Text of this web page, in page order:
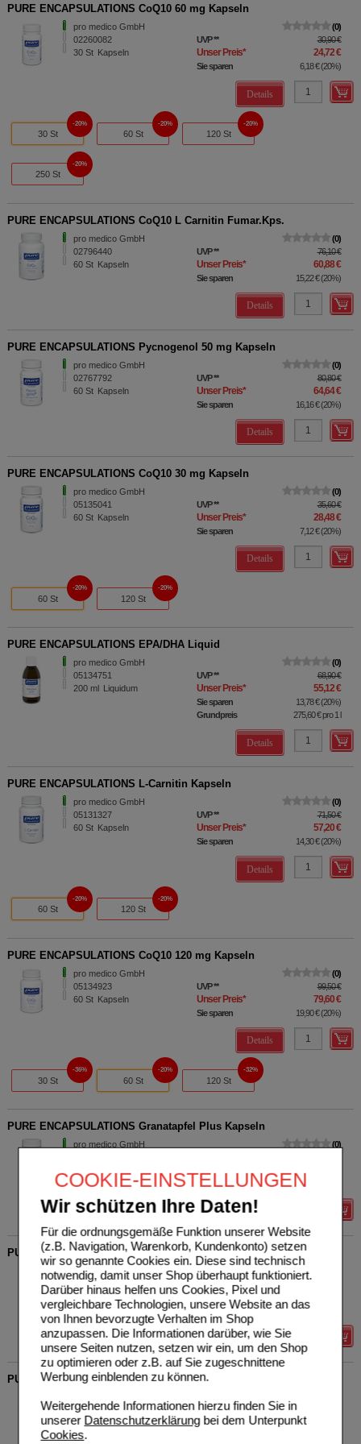
COOKIE-EINSTELLUNGEN
Wir schützen Ihre Daten!
Für die ordnungsgemäße Funktion unserer Website
(z.B. Navigation, Warenkorb, Kundenkonto) setzen
wir so genannte Cookies ein. Diese sind technisch
notwendig, damit unser Shop überhaupt funktioniert.
Darüber hinaus helfen uns Cookies, Pixel und
vergleichbare Technologien, unsere Website an das
von Ihnen bevorzugte Verhalten im Shop
anzupassen. Die Informationen darüber, wie Sie
unsere Seiten nutzen, setzen wir ein, um den Shop
zu optimieren oder z.B. auf Sie zugeschnittene
Werbung einblenden zu können.
Weitergehende Informationen hierzu finden Sie in
unserer Datenschutzerklärungbei dem Unterpunkt
Cookies.
PURE ENCAPSULATIONS CoQ10 60 mg Kapseln
pro medico GmbH
02260082
30 St Kapseln
0
UVP** 30,90 €
Unser Preis* 24,72 €
Sie sparen 6,18 €(20%)
Details
30 St
20%
60 St
20%
120 St
20%
250 St
20%
PURE ENCAPSULATIONS CoQ10 L Carnitin Fumar.Kps.
pro medico GmbH
02796440
60 St Kapseln
0
UVP** 76,10 €
Unser Preis* 60,88 €
Sie sparen 15,22 €(20%)
Details
PURE ENCAPSULATIONS Pycnogenol 50 mg Kapseln
pro medico GmbH
02767792
60 St Kapseln
0
UVP** 80,80 €
Unser Preis* 64,64 €
Sie sparen 16,16 €(20%)
Details
PURE ENCAPSULATIONS CoQ10 30 mg Kapseln
pro medico GmbH
05135041
60 St Kapseln
0
UVP** 35,60 €
Unser Preis* 28,48 €
Sie sparen 7,12 €(20%)
Details
60 St
20%
120 St
20%
PURE ENCAPSULATIONS EPA/DHA Liquid
pro medico GmbH
05134751
200 ml Liquidum
0
UVP** 68,90 €
Unser Preis* 55,12 €
Sie sparen 13,78 €(20%)
Grundpreis
275,60 €pro 1 l
Details
PURE ENCAPSULATIONS L-Carnitin Kapseln
pro medico GmbH
05131327
60 St Kapseln
0
UVP** 71,50 €
Unser Preis* 57,20 €
Sie sparen 14,30 €(20%)
Details
60 St
20%
120 St
20%
PURE ENCAPSULATIONS CoQ10 120 mg Kapseln
pro medico GmbH
05134923
60 St Kapseln
0
UVP** 99,50 €
Unser Preis* 79,60 €
Sie sparen 19,90 €(20%)
Details
30 St
36%
60 St
20%
120 St
32%
PURE ENCAPSULATIONS Granatapfel Plus Kapseln
pro medico GmbH
0
Unser Preis *
Sie sparen 10,92 €
Details
PURE ENCAPSULATIONS CoQ10 250 mg Kapseln
pro medico GmbH
00064684
30 St Kapseln
UVP
Unser Preis*
Sie sparen 21,62 €
Details
PURE ENCAPSULATIONS Calcium MCHA Kapseln
06127546
90St Kapseln
UVP**
Unser Preis*